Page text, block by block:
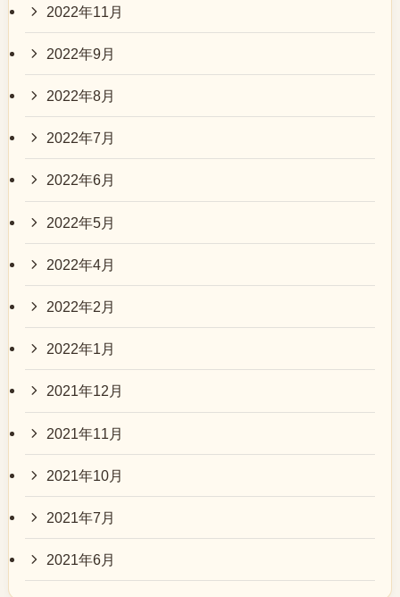
2022年11月
2022年9月
2022年8月
2022年7月
2022年6月
2022年5月
2022年4月
2022年2月
2022年1月
2021年12月
2021年11月
2021年10月
2021年7月
2021年6月